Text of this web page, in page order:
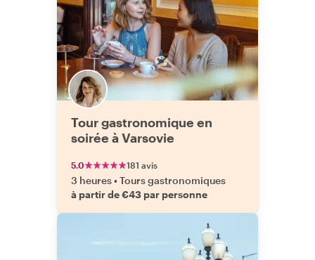
Tour gastronomique en
soirée à Varsovie
5.0 181 avis
3 heures•Tours gastronomiques
à partir de €43 par personne